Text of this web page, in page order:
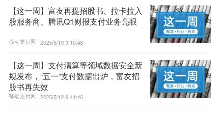
【这一周】富友再提招股书、拉卡拉入
股服务商、腾讯Q1财报支付业务亮眼
移动支付网 | 2025/5/19 9:10:48
【这一周】支付清算等领域数据安全新
规发布，“五一”支付数据出炉，富友招
股书再失效
移动支付网 | 2025/5/12 9:41:46